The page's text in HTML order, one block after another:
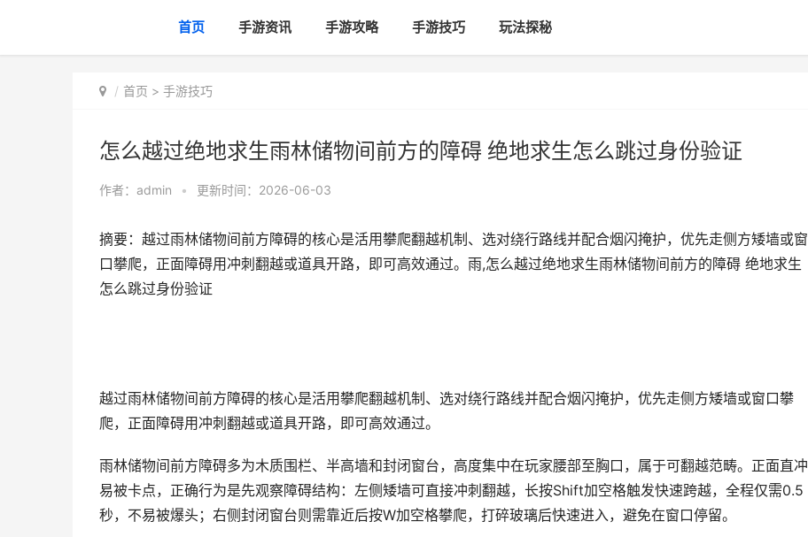
首页 手游资讯 手游攻略 手游技巧 玩法探秘
首页 > 手游技巧
怎么越过绝地求生雨林储物间前方的障碍 绝地求生怎么跳过身份验证
作者： admin • 更新时间：2026-06-03
摘要：越过雨林储物间前方障碍的核心是活用攀爬翻越机制、选对绕行路线并配合烟闪掩护，优先走侧方矮墙或窗
口攀爬，正面障碍用冲刺翻越或道具开路，即可高效通过。雨,怎么越过绝地求生雨林储物间前方的障碍 绝地求生
怎么跳过身份验证
越过雨林储物间前方障碍的核心是活用攀爬翻越机制、选对绕行路线并配合烟闪掩护，优先走侧方矮墙或窗口攀
爬，正面障碍用冲刺翻越或道具开路，即可高效通过。
雨林储物间前方障碍多为木质围栏、半高墙和封闭窗台，高度集中在玩家腰部至胸口，属于可翻越范畴。正面直冲
易被卡点，正确行为是先观察障碍结构：左侧矮墙可直接冲刺翻越，长按Shift加空格触发快速跨越，全程仅需0.5
秒，不易被爆头；右侧封闭窗台则需靠近后按W加空格攀爬，打碎玻璃后快速进入，避免在窗口停留。